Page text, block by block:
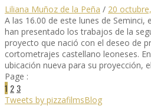
Liliana Muñoz de la Peña / 20
A las 16.00 de este lunes de Seminci,
han presentado los trabajos de la
proyecto que nació con el deseo de
cortometrajes castellano leoneses.
ubicación nueva para su proyección,
Page :
1 2 3
Tweets by pizzafilmsBlog